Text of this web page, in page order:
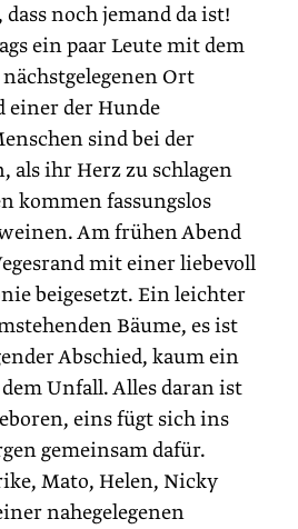
noch jemand da ist!
ein paar Leute mit dem
Ort
der Hunde
sind bei der
als ihr Herz zu schlagen
kommen fassungslos
Am frühen Abend
mit einer liebevoll
beigesetzt. Ein leichter
Bäume, es ist
Abschied, kaum ein
Unfall. Alles daran ist
eins fügt sich ins
gemeinsam dafür.
Mato, Helen, Nicky
nahegelegenen